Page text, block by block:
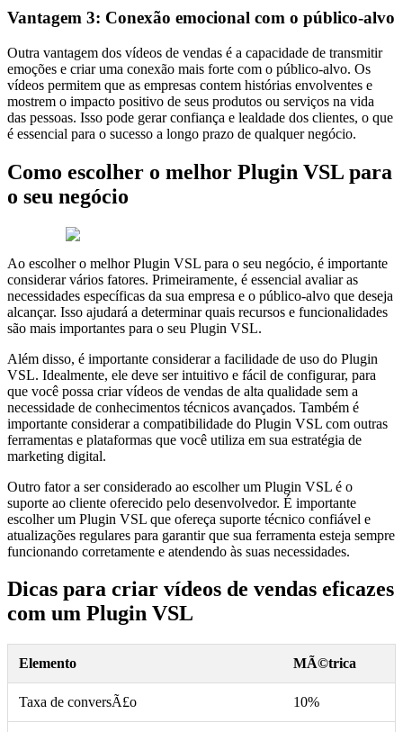
Vantagem 3: Conexão emocional com o público-alvo
Outra vantagem dos vídeos de vendas é a capacidade de transmitir
emoções e criar uma conexão mais forte com o público-alvo. Os
vídeos permitem que as empresas contem histórias envolventes e
mostrem o impacto positivo de seus produtos ou serviços na vida
das pessoas. Isso pode gerar confiança e lealdade dos clientes, o que
é essencial para o sucesso a longo prazo de qualquer negócio.
Como escolher o melhor Plugin VSL para
o seu negócio
Ao escolher o melhor Plugin VSL para o seu negócio, é importante
considerar vários fatores. Primeiramente, é essencial avaliar as
necessidades específicas da sua empresa e o público-alvo que deseja
alcançar. Isso ajudará a determinar quais recursos e funcionalidades
são mais importantes para o seu Plugin VSL.
Além disso, é importante considerar a facilidade de uso do Plugin
VSL. Idealmente, ele deve ser intuitivo e fácil de configurar, para
que você possa criar vídeos de vendas de alta qualidade sem a
necessidade de conhecimentos técnicos avançados. Também é
importante considerar a compatibilidade do Plugin VSL com outras
ferramentas e plataformas que você utiliza em sua estratégia de
marketing digital.
Outro fator a ser considerado ao escolher um Plugin VSL é o
suporte ao cliente oferecido pelo desenvolvedor. É importante
escolher um Plugin VSL que ofereça suporte técnico confiável e
atualizações regulares para garantir que sua ferramenta esteja sempre
funcionando corretamente e atendendo às suas necessidades.
Dicas para criar vídeos de vendas eficazes
com um Plugin VSL
Elemento MÃ©trica
Taxa de conversÃ£o 10%